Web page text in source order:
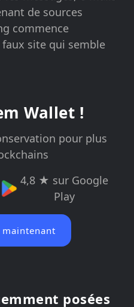
de sources
commence
site qui semble
Wallet !
pour plus
4,8 ★ sur Google
Play
maintenant
posées